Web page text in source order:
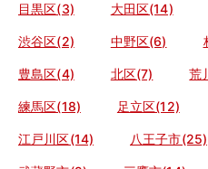
目黒区(3) 大田区(14)
渋谷区(2) 中野区(6)
豊島区(4) 北区(7) 荒
練馬区(18) 足立区(12)
江戸川区(14) 八王子市(25)